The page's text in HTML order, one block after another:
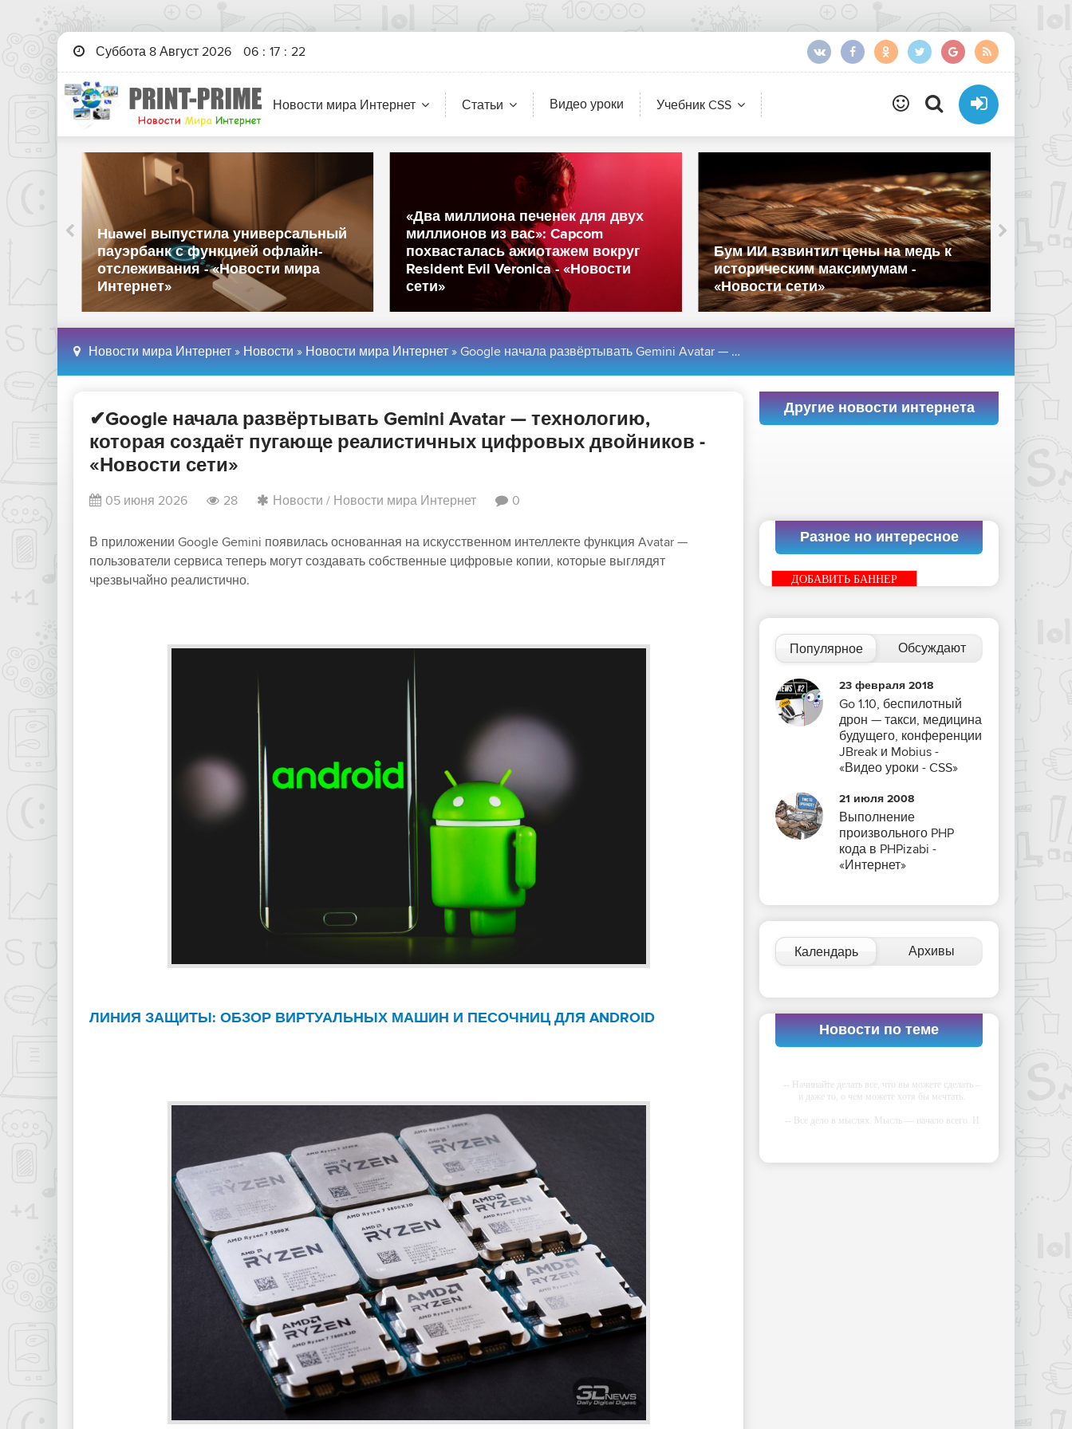
Суббота 8 Август 2026 06 : 17 : 23
Новости мира Интернет Статьи Видео уроки Учебник CSS
Huawei выпустила универсальный
пауэрбанк с функцией офлайн-
отслеживания - «Новости мира
Интернет»
«Два миллиона печенек для двух
миллионов из вас»: Capcom
похвасталась ажиотажем вокруг
Resident Evil Veronica - «Новости
сети»
Бум ИИ взвинтил цены на медь к
историческим максимумам -
«Новости сети»
Новости мира Интернет » Новости » Новости мира Интернет » Google начала развёртывать Gemini Avatar — технологию, которая создаёт пугающе реалистичных цифровых двойников - «Новости сети»
✔Google начала развёртывать Gemini Avatar — технологию,
которая создаёт пугающе реалистичных цифровых двойников -
«Новости сети»
05 июня 2026 28 Новости / Новости мира Интернет 0
В приложении Google Gemini появилась основанная на искусственном интеллекте функция Avatar —
пользователи сервиса теперь могут создавать собственные цифровые копии, которые выглядят
чрезвычайно реалистично.
ЛИНИЯ ЗАЩИТЫ: ОБЗОР ВИРТУАЛЬНЫХ МАШИН И ПЕСОЧНИЦ ДЛЯ ANDROID
Другие новости интернета
Разное но интересное
ДОБАВИТЬ БАННЕР
Популярное Обсуждают
23 февраля 2018
Go 1.10, беспилотный
дрон — такси, медицина
будущего, конференции
JBreak и Mobius -
«Видео уроки - CSS»
21 июля 2008
Выполнение
произвольного PHP
кода в PHPizabi -
«Интернет»
Календарь Архивы
Новости по теме
-- Начинайте делать все, что вы можете сделать –
и даже то, о чем можете хотя бы мечтать.
-- Все дело в мыслях. Мысль — начало всего. И